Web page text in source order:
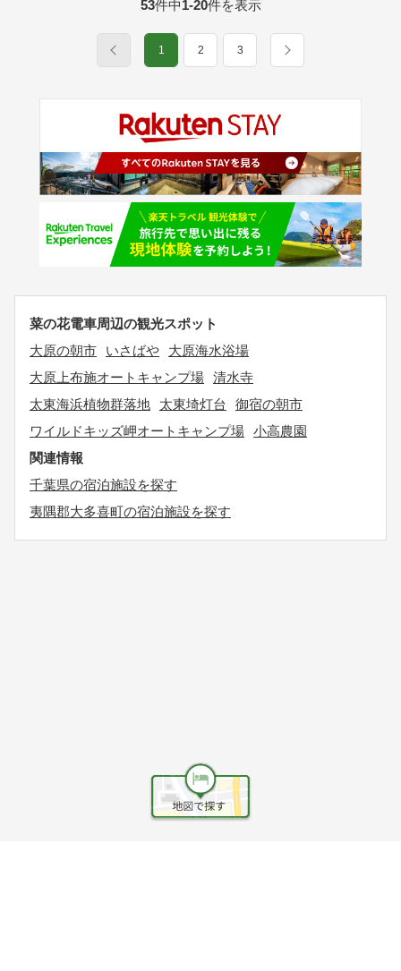
53件中1-20件を表示
1 2 3
菜の花電車周辺の観光スポット
大原の朝市
いさばや
大原海水浴場
大原上布施オートキャンプ場 清水寺
太東海浜植物群落地
太東埼灯台
御宿の朝市
ワイルドキッズ岬オートキャンプ場 小高農園
関連情報
千葉県の宿泊施設を探す
夷隅郡大多喜町の宿泊施設を探す